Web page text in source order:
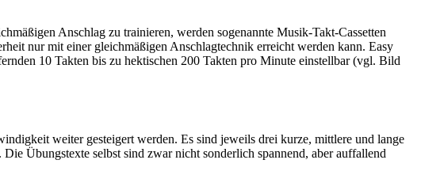
Anschlag zu trainieren, werden sogenannte Musik-Takt-Cassetten
nur mit einer gleichmäßigen Anschlagtechnik erreicht werden kann. Easy
10 Takten bis zu hektischen 200 Takten pro Minute einstellbar (vgl. Bild
weiter gesteigert werden. Es sind jeweils drei kurze, mittlere und lange
Übungstexte selbst sind zwar nicht sonderlich spannend, aber auffallend